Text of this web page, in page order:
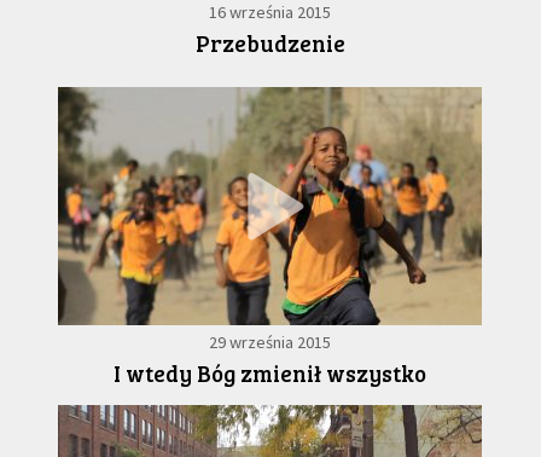
16 września 2015
Przebudzenie
29 września 2015
I wtedy Bóg zmienił wszystko